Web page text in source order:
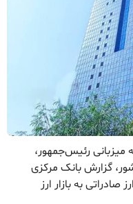
رئیس‌جمهور،
گزارش بانک مرکزی
صادراتی به بازار ارز